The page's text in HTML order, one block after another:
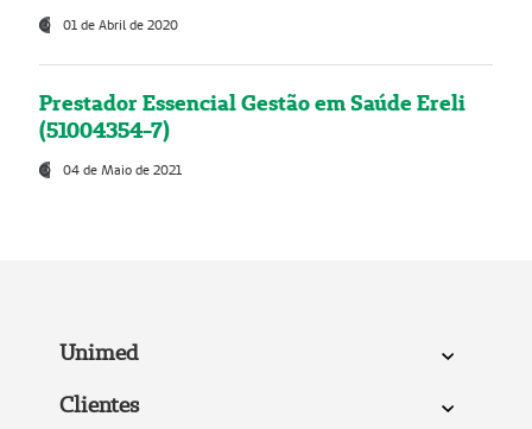
01 de Abril de 2020
Prestador Essencial Gestão em Saúde Ereli
(51004354-7)
04 de Maio de 2021
Unimed
Clientes